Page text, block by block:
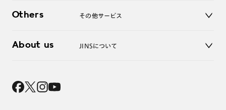
お問い合わせ
Others その他サービス
レンズ交換
About us JINSについて
採用情報